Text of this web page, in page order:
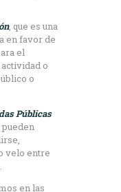
, que es una
en favor de
el
o
o
Públicas
pueden
velo entre
en las